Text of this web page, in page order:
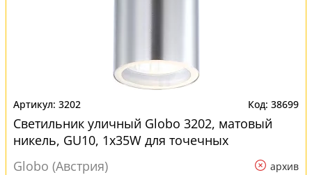
3202 38699
Светильник уличный Globo 3202, матовый
никель, GU10, 1x35W для точечных
светильников
Globo (Австрия) архив